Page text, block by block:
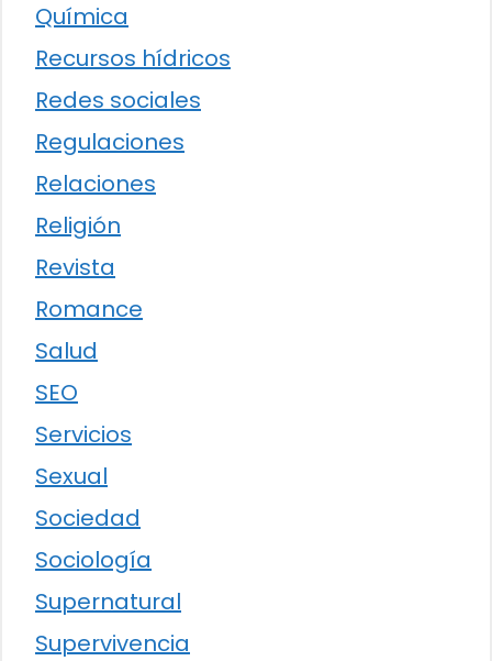
Química
Recursos hídricos
Redes sociales
Regulaciones
Relaciones
Religión
Revista
Romance
Salud
SEO
Servicios
Sexual
Sociedad
Sociología
Supernatural
Supervivencia